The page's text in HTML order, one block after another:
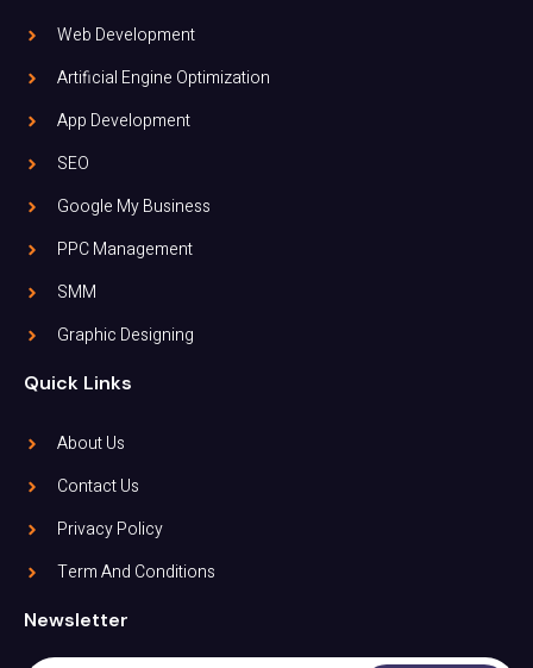
Web Development
Artificial Engine Optimization
App Development
SEO
Google My Business
PPC Management
SMM
Graphic Designing
Quick Links
About Us
Contact Us
Privacy Policy
Term And Conditions
Newsletter